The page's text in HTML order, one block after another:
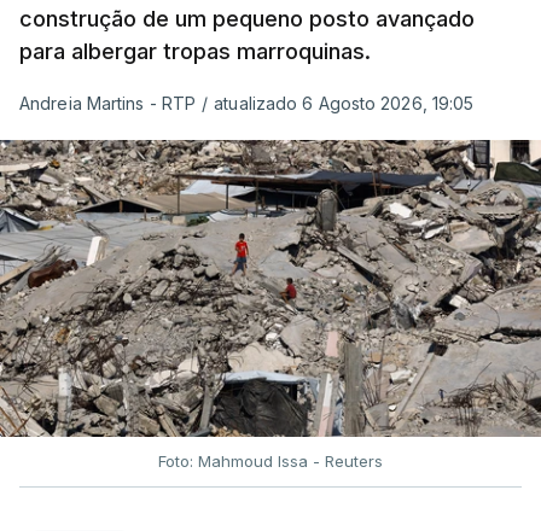
construção de um pequeno posto avançado
para albergar tropas marroquinas.
Andreia Martins - RTP / atualizado 6 Agosto 2026, 19:05
Foto: Mahmoud Issa - Reuters